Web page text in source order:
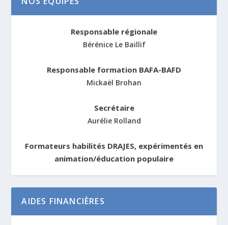
Responsable régionale
Bérénice Le Baillif
Responsable formation BAFA-BAFD
Mickaël Brohan
Secrétaire
Aurélie Rolland
Formateurs habilités DRAJES, expérimentés en
animation/éducation populaire
AIDES FINANCIÈRES